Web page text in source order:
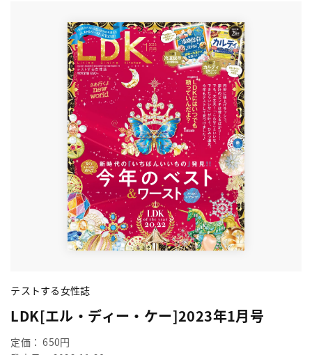
テストする女性誌
LDK[エル・ディー・ケー]2023年1月号
定価： 650円